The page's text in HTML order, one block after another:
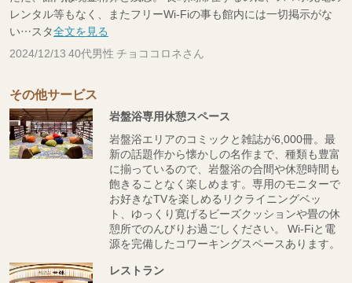
レンタル等もなく、またフリーWi-Fiの事も館内には一切掲示がな
い…スタ全文を見る
2024/12/13 40代男性 チョココロネさん
その他サービス
岩盤浴専用休憩スペース
岩盤浴エリアのコミックと雑誌が6,000冊。最
新の話題作から懐かしの名作まで、種類も豊富
に揃っているので、岩盤浴の合間や休憩時間も
飽きることなく楽しめます。専用のモニターで
お好きなTVを楽しめるリクライニングベッ
ト、ゆっくり寛げるビーズクッションや畳の休
憩所でのんびりお過ごしください。 Wi-Fiと電
源を完備したコワーキングスペースあります。
レストラン